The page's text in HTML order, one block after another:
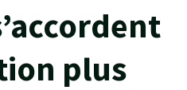
plus